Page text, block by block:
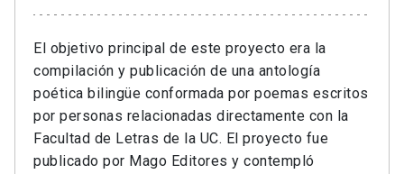
El objetivo principal de este proyecto era la
compilación y publicación de una antología
poética bilingüe conformada por poemas escritos
por personas relacionadas directamente con la
Facultad de Letras de la UC. El proyecto fue
publicado por Mago Editores y contempló